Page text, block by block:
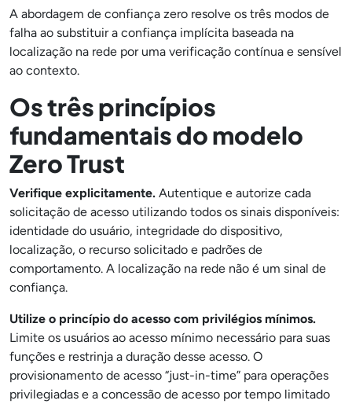
A abordagem de confiança zero resolve os três modos de
falha ao substituir a confiança implícita baseada na
localização na rede por uma verificação contínua e sensível
ao contexto.
Os três princípios
fundamentais do modelo
Zero Trust
Verifique explicitamente. Autentique e autorize cada
solicitação de acesso utilizando todos os sinais disponíveis:
identidade do usuário, integridade do dispositivo,
localização, o recurso solicitado e padrões de
comportamento. A localização na rede não é um sinal de
confiança.
Utilize o princípio do acesso com privilégios mínimos.
Limite os usuários ao acesso mínimo necessário para suas
funções e restrinja a duração desse acesso. O
provisionamento de acesso “just-in-time” para operações
privilegiadas e a concessão de acesso por tempo limitado